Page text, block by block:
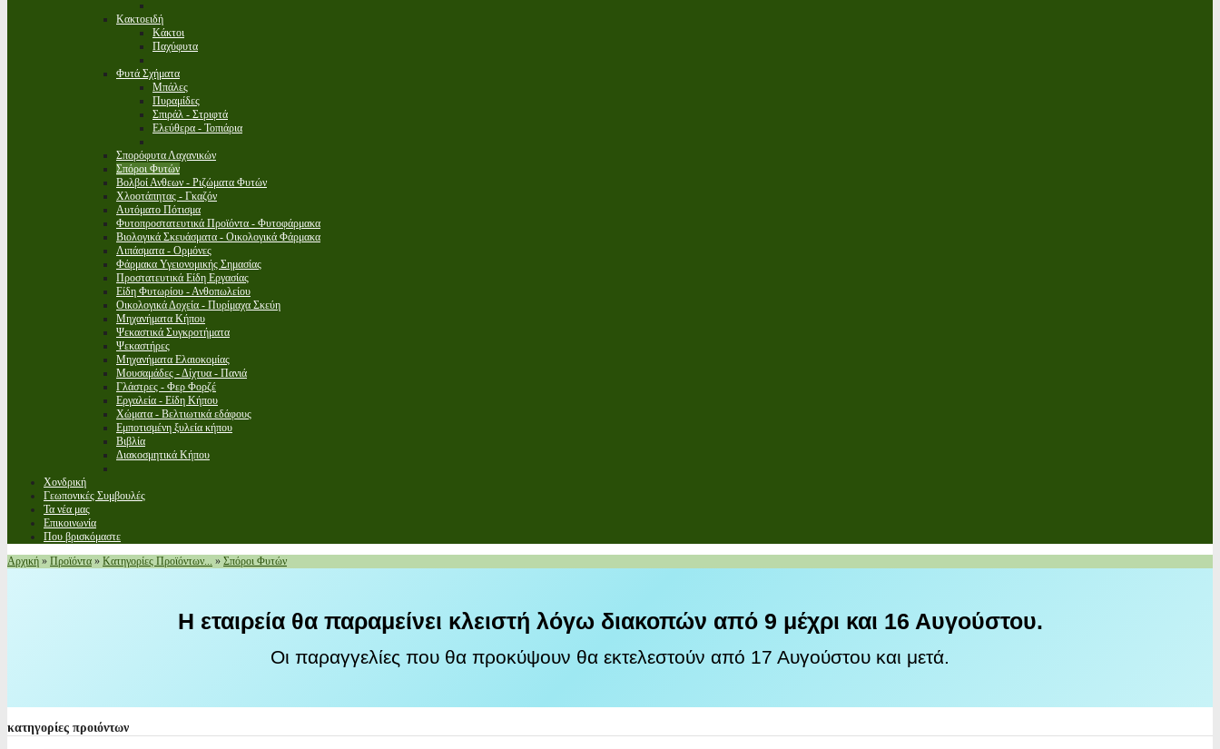
Κακτοειδή
Κάκτοι
Παχύφυτα
Φυτά Σχήματα
Μπάλες
Πυραμίδες
Σπιράλ - Στριφτά
Ελεύθερα - Τοπιάρια
Σπορόφυτα Λαχανικών
Σπόροι Φυτών
Βολβοί Ανθεων - Ριζώματα Φυτών
Χλοοτάπητας - Γκαζόν
Αυτόματο Πότισμα
Φυτοπροστατευτικά Προϊόντα - Φυτοφάρμακα
Βιολογικά Σκευάσματα - Οικολογικά Φάρμακα
Λιπάσματα - Ορμόνες
Φάρμακα Υγειονομικής Σημασίας
Προστατευτικά Είδη Εργασίας
Είδη Φυτωρίου - Ανθοπωλείου
Οικολογικά Δοχεία - Πυρίμαχα Σκεύη
Μηχανήματα Κήπου
Ψεκαστικά Συγκροτήματα
Ψεκαστήρες
Μηχανήματα Ελαιοκομίας
Μουσαμάδες - Δίχτυα - Πανιά
Γλάστρες - Φερ Φορζέ
Εργαλεία - Είδη Κήπου
Χώματα - Βελτιωτικά εδάφους
Εμποτισμένη ξυλεία κήπου
Βιβλία
Διακοσμητικά Κήπου
Χονδρική
Γεωπονικές Συμβουλές
Τα νέα μας
Επικοινωνία
Που βρισκόμαστε
Αρχική » Προϊόντα » Κατηγορίες Προϊόντων... » Σπόροι Φυτών
Η εταιρεία θα παραμείνει κλειστή λόγω διακοπών από 9 μέχρι και 16 Αυγούστου.
Οι παραγγελίες που θα προκύψουν θα εκτελεστούν από 17 Αυγούστου και μετά.
κατηγορίες προιόντων